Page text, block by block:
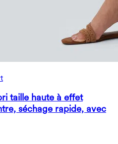
taille haute à effet
séchage rapide, avec